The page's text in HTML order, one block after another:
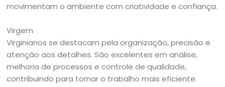
movimentam o ambiente com criatividade e confiança.
Virgem
Virginianos se destacam pela organização, precisão e
atenção aos detalhes. São excelentes em análise,
melhoria de processos e controle de qualidade,
contribuindo para tornar o trabalho mais eficiente.